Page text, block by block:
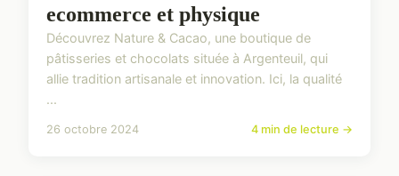
ecommerce et physique
Découvrez Nature & Cacao, une boutique de
pâtisseries et chocolats située à Argenteuil, qui
allie tradition artisanale et innovation. Ici, la qualité
...
26 octobre 2024 4 min de lecture →